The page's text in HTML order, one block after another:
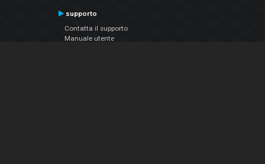
supporto
Contatta il supporto
Manuale utente